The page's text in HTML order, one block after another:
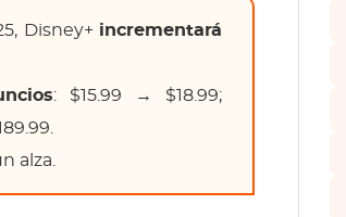
Disney+ incrementará
: $15.99 → $18.99;
alza.